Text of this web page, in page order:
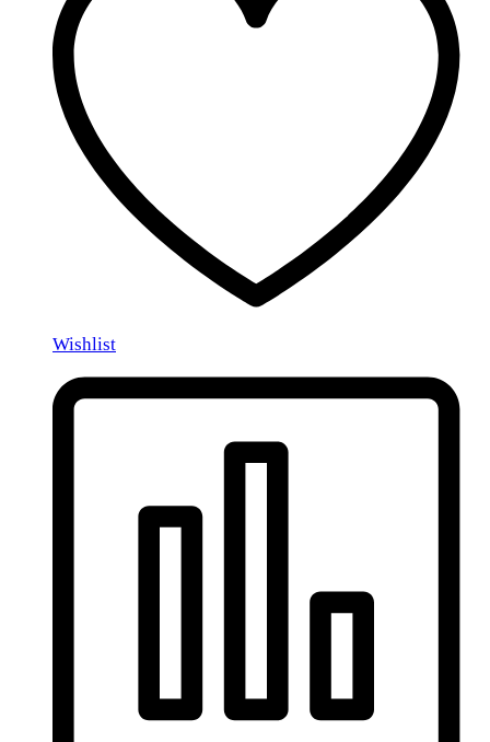
Wishlist